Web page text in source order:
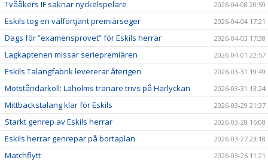
Tvååkers IF saknar nyckelspelare 2026-04-08 20:59
Eskils tog en välförtjänt premiärseger 2026-04-04 17:21
Dags för ”examensprovet” för Eskils herrar 2026-04-03 17:38
Lagkaptenen missar seriepremiären 2026-04-01 22:57
Eskils Talangfabrik levererar återigen 2026-03-31 19:49
Motståndarkoll: Laholms tränare trivs på Harlyckan 2026-03-31 13:24
Mittbackstalang klar för Eskils 2026-03-29 21:37
Starkt genrep av Eskils herrar 2026-03-28 16:08
Eskils herrar genrepar på bortaplan 2026-03-27 23:18
Matchflytt 2026-03-26 11:21